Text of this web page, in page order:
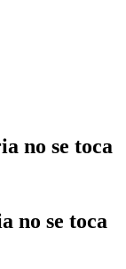
no se toca
no se toca